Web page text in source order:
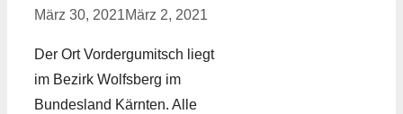
März 30, 2021März 2, 2021
Der Ort Vordergumitsch liegt
im Bezirk Wolfsberg im
Bundesland Kärnten. Alle